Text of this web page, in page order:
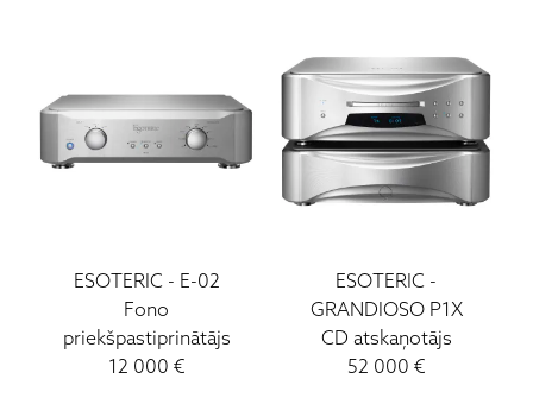
ESOTERIC- E-02
Fono
priekšpastiprinātājs
12 000 €
ESOTERIC -
GRANDIOSO P1X
CD atskaņotājs
52 000 €